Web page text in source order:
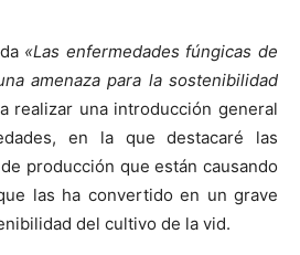
«Las enfermedades fúngicas de
amenaza para la sostenibilidad
realizar una introducción general
en la que destacaré las
producción que están causando
las ha convertido en un grave
del cultivo de la vid.